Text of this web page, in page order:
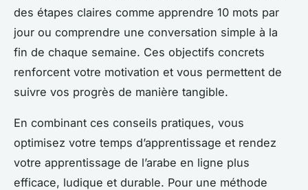
des étapes claires comme apprendre 10 mots par
jour ou comprendre une conversation simple à la
fin de chaque semaine. Ces objectifs concrets
renforcent votre motivation et vous permettent de
suivre vos progrès de manière tangible.
En combinant ces conseils pratiques, vous
optimisez votre temps d’apprentissage et rendez
votre apprentissage de l’arabe en ligne plus
efficace, ludique et durable. Pour une méthode